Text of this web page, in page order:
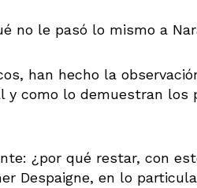
no le pasó lo mismo a
han hecho la
como lo demuestran los
¿por qué restar, con
Despaigne, en lo